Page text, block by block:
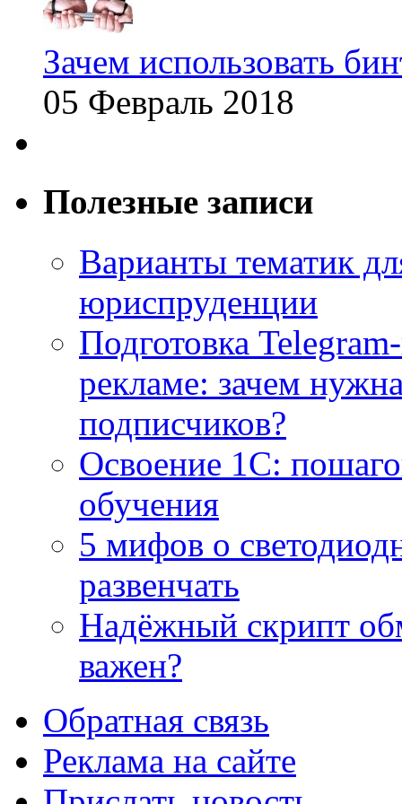
Зачем использовать
05 Февраль 2018
Полезные записи
Варианты тематик
юриспруденции
Подготовка
рекламе: зачем
подписчиков?
Освоение 1С:
обучения
5 мифов о
развенчать
Надёжный скрипт
важен?
Обратная связь
Реклама на сайте